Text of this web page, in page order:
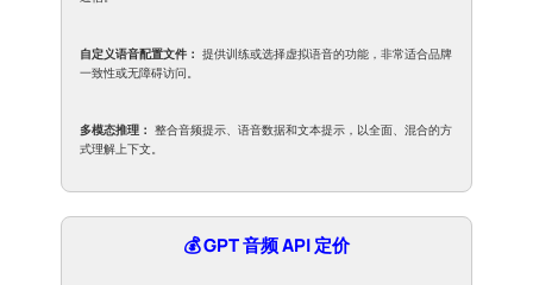
自定义语音配置文件：
提供训练或选择虚拟语音的功能，非常适合品牌
一致性或无障碍访问。
多模态推理：
整合音频提示、语音数据和文本提示，以全面、混合的方
式理解上下文。
💰 GPT 音频 API 定价